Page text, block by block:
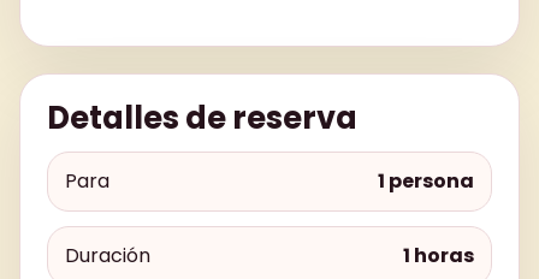
Detalles de reserva
Para 1 persona
Duración 1 horas